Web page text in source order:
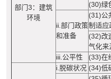
部门3：建筑
环境
(30)绿
ii.部门政策
和准备
(31)公
制适应
(32)改
气化来
iii.公平性
(33)在
i.脱碳状况 (34)低